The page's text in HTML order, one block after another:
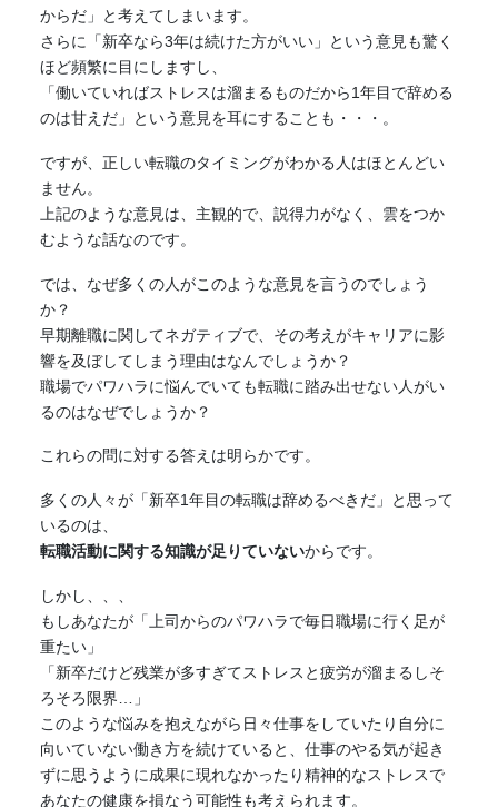
からだ」と考えてしまいます。
さらに「新卒なら3年は続けた方がいい」という意見も驚く
ほど頻繁に目にしますし、
「働いていればストレスは溜まるものだから1年目で辞める
のは甘えだ」という意見を耳にすることも・・・。
ですが、正しい転職のタイミングがわかる人はほとんどい
ません。
上記のような意見は、主観的で、説得力がなく、雲をつか
むような話なのです。
では、なぜ多くの人がこのような意見を言うのでしょう
か？
早期離職に関してネガティブで、その考えがキャリアに影
響を及ぼしてしまう理由はなんでしょうか？
職場でパワハラに悩んでいても転職に踏み出せない人がい
るのはなぜでしょうか？
これらの問に対する答えは明らかです。
多くの人々が「新卒1年目の転職は辞めるべきだ」と思って
いるのは、
転職活動に関する知識が足りていないからです。
しかし、、、
もしあなたが「上司からのパワハラで毎日職場に行く足が
重たい」
「新卒だけど残業が多すぎてストレスと疲労が溜まるしそ
ろそろ限界…」
このような悩みを抱えながら日々仕事をしていたり自分に
向いていない働き方を続けていると、仕事のやる気が起き
ずに思うように成果に現れなかったり精神的なストレスで
あなたの健康を損なう可能性も考えられます。